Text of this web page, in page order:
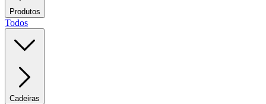
Produtos
Todos
Cadeiras